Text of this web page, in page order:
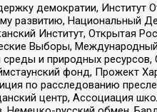
демократии,
развитию, Национальный
Институт, Открытая
Выборы,
и природных ресурсов,
фонд, Прожект
по расследованию
центр, Ассоциация